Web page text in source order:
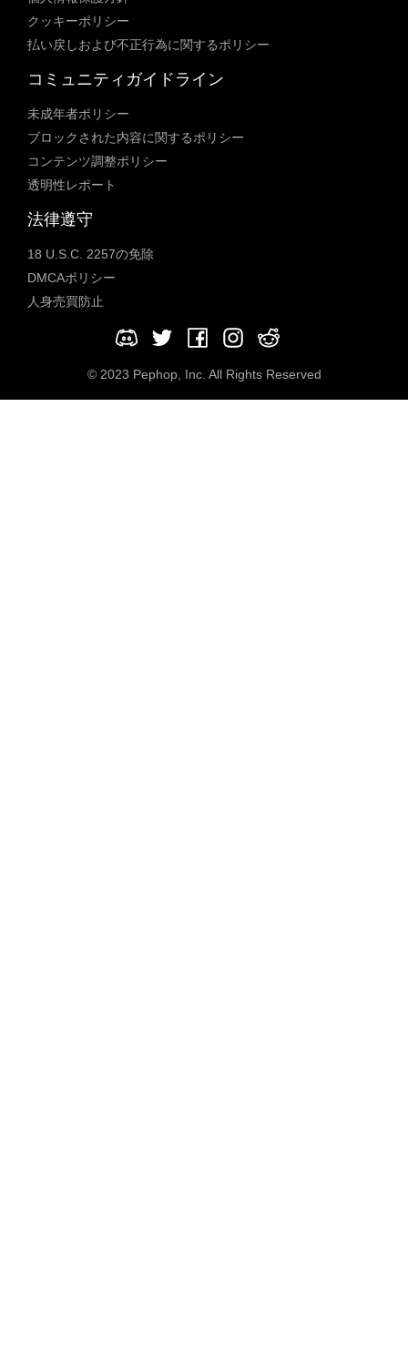
クッキーポリシー
払い戻しおよび不正行為に関するポリシー
コミュニティガイドライン
未成年者ポリシー
ブロックされた内容に関するポリシー
コンテンツ調整ポリシー
透明性レポート
法律遵守
18 U.S.C. 2257の免除
DMCAポリシー
人身売買防止
© 2023 Pephop, Inc. All Rights Reserved